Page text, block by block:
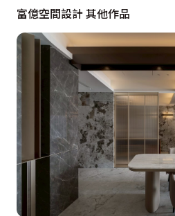
線，收於雅致溫馨的臥眠情境中。
富億空間設計 其他作品